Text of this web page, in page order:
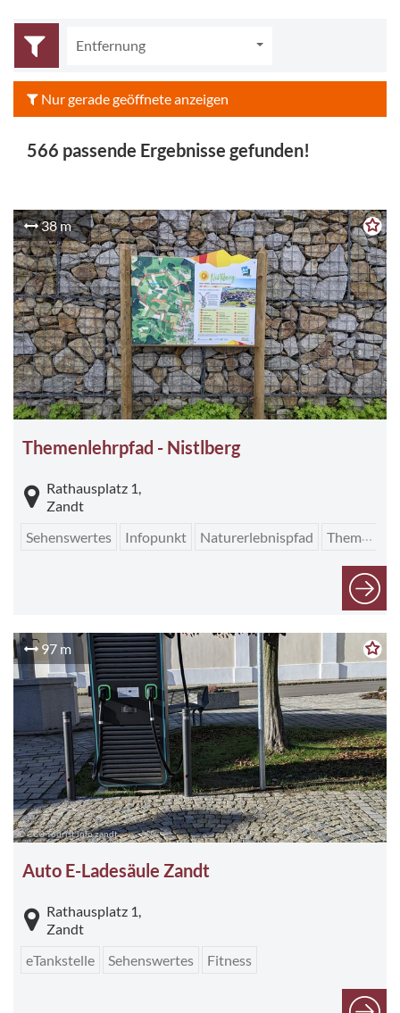
Entfernung
Nur gerade geöffnete anzeigen
566 passende Ergebnisse gefunden!
38 m
Themenlehrpfad - Nistlberg
Rathausplatz 1,
Zandt
Sehenswertes
Infopunkt Naturerlebnispfad Themenwege
97 m
© CC0 Tourist info zandt
Auto E-Ladesäule Zandt
Rathausplatz 1,
Zandt
eTankstelle
Sehenswertes Fitness